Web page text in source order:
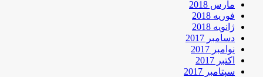
مارس 2018
فوریه 2018
ژانویه 2018
دسامبر 2017
نوامبر 2017
اکتبر 2017
سپتامبر 2017